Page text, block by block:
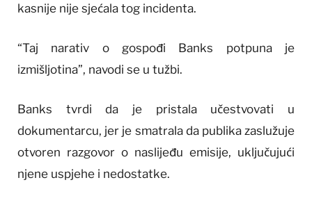
kasnije nije sjećala tog incidenta.
“Taj narativ o gospođi Banks potpuna je
izmišljotina”, navodi se u tužbi.
Banks tvrdi da je pristala učestvovati u
dokumentarcu, jer je smatrala da publika zaslužuje
otvoren razgovor o naslijeđu emisije, uključujući
njene uspjehe i nedostatke.